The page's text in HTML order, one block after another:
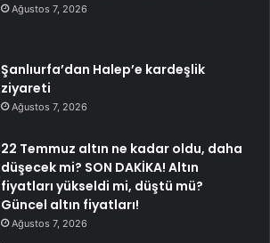
Ağustos 7, 2026
Şanlıurfa’dan Halep’e kardeşlik
ziyareti
Ağustos 7, 2026
22 Temmuz altın ne kadar oldu, daha
düşecek mi? SON DAKİKA! Altın
fiyatları yükseldi mi, düştü mü?
Güncel altın fiyatları!
Ağustos 7, 2026